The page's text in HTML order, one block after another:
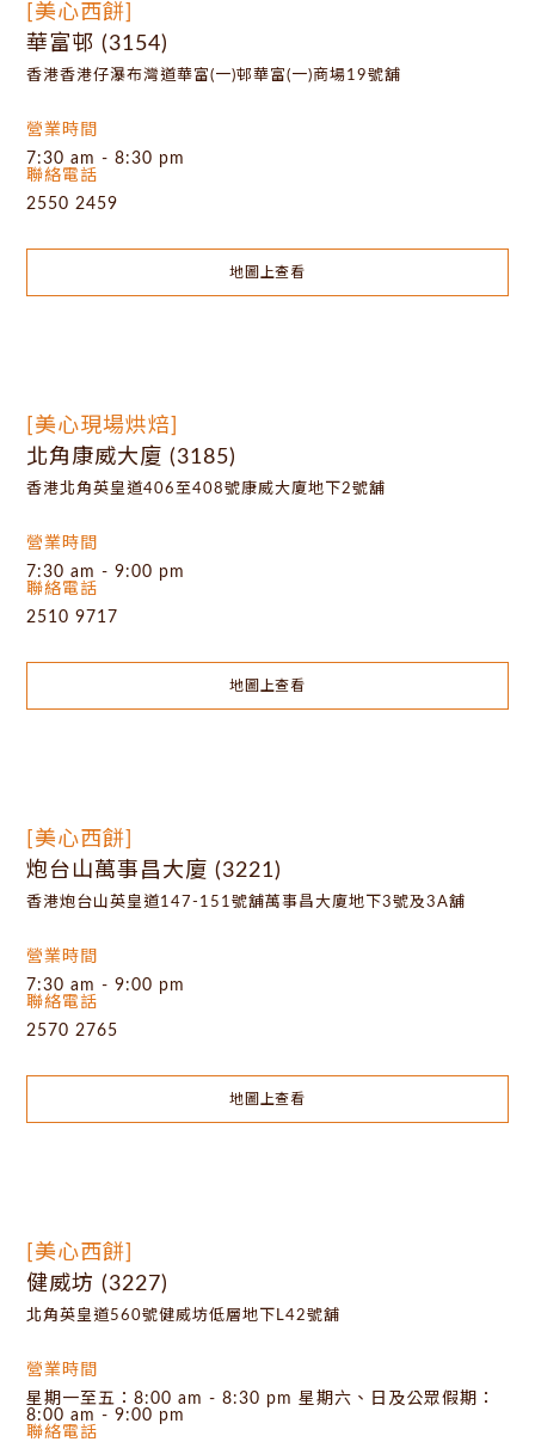
[美心西餅]
華富邨 (3154)
香港香港仔瀑布灣道華富(一)邨華富(一)商場19號舖
營業時間
7:30 am - 8:30 pm
聯絡電話
2550 2459
地圖上查看
[美心現場烘焙]
北角康威大廈 (3185)
香港北角英皇道406至408號康威大廈地下2號舖
營業時間
7:30 am - 9:00 pm
聯絡電話
2510 9717
地圖上查看
[美心西餅]
炮台山萬事昌大廈 (3221)
香港炮台山英皇道147-151號舖萬事昌大廈地下3號及3A舖
營業時間
7:30 am - 9:00 pm
聯絡電話
2570 2765
地圖上查看
[美心西餅]
健威坊 (3227)
北角英皇道560號健威坊低層地下L42號舖
營業時間
星期一至五：8:00 am - 8:30 pm 星期六、日及公眾假期：
8:00 am - 9:00 pm
聯絡電話